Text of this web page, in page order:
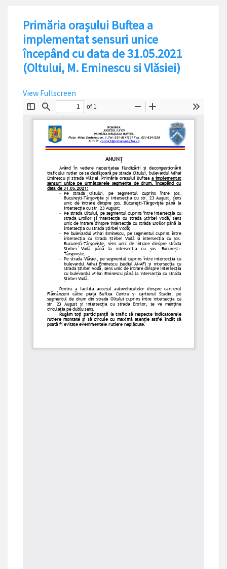
Primăria orașului Buftea a
implementat sensuri unice
începând cu data de 31.05.2021
(Oltului, M. Eminescu si Vlăsiei)
View Fullscreen